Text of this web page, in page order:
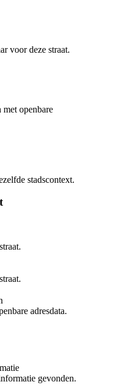
voor deze straat.
met openbare
stadscontext.
adresdata.
gevonden.